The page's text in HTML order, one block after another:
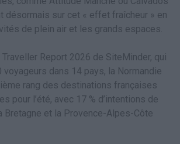
désormais sur cet « effet fraîcheur » en
de plein air et les grands espaces.
Traveller Report 2026 de SiteMinder, qui
voyageurs dans 14 pays, la Normandie
rang des destinations françaises
pour l’été, avec 17 % d’intentions de
Bretagne et la Provence-Alpes-Côte